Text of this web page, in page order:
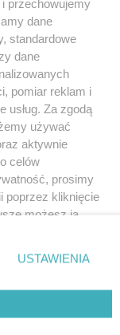
przechowujemy
dane
standardowe
dane
pomiar reklam i
usług. Za zgodą
używać
aktywnie
celów
prosimy
poprzez kliknięcie
możesz ją
. Niektóre
zgody
się takiemu
tylko
USTAWIENIA